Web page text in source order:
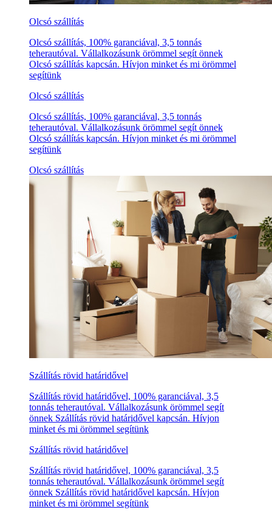
Olcsó szállítás
Olcsó szállítás, 100% garanciával, 3,5 tonnás
teherautóval. Vállalkozásunk örömmel segít önnek
Olcsó szállítás kapcsán. Hívjon minket és mi örömmel
segítünk
Olcsó szállítás
Olcsó szállítás, 100% garanciával, 3,5 tonnás
teherautóval. Vállalkozásunk örömmel segít önnek
Olcsó szállítás kapcsán. Hívjon minket és mi örömmel
segítünk
Olcsó szállítás
Szállítás rövid határidővel
Szállítás rövid határidővel, 100% garanciával, 3,5
tonnás teherautóval. Vállalkozásunk örömmel segít
önnek Szállítás rövid határidővel kapcsán. Hívjon
minket és mi örömmel segítünk
Szállítás rövid határidővel
Szállítás rövid határidővel, 100% garanciával, 3,5
tonnás teherautóval. Vállalkozásunk örömmel segít
önnek Szállítás rövid határidővel kapcsán. Hívjon
minket és mi örömmel segítünk